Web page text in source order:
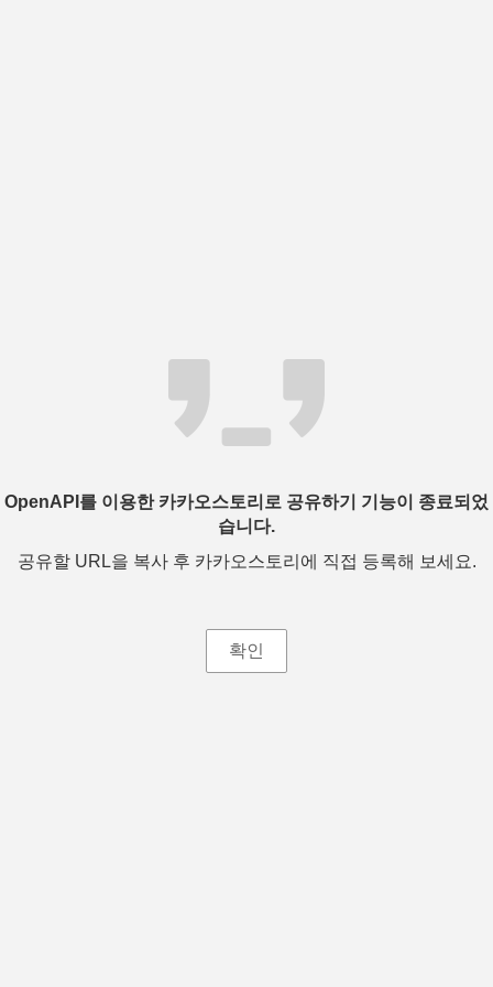
OpenAPI를 이용한 카카오스토리로 공유하기 기능이 종료되었
습니다.
공유할 URL을 복사 후 카카오스토리에 직접 등록해 보세요.
확인